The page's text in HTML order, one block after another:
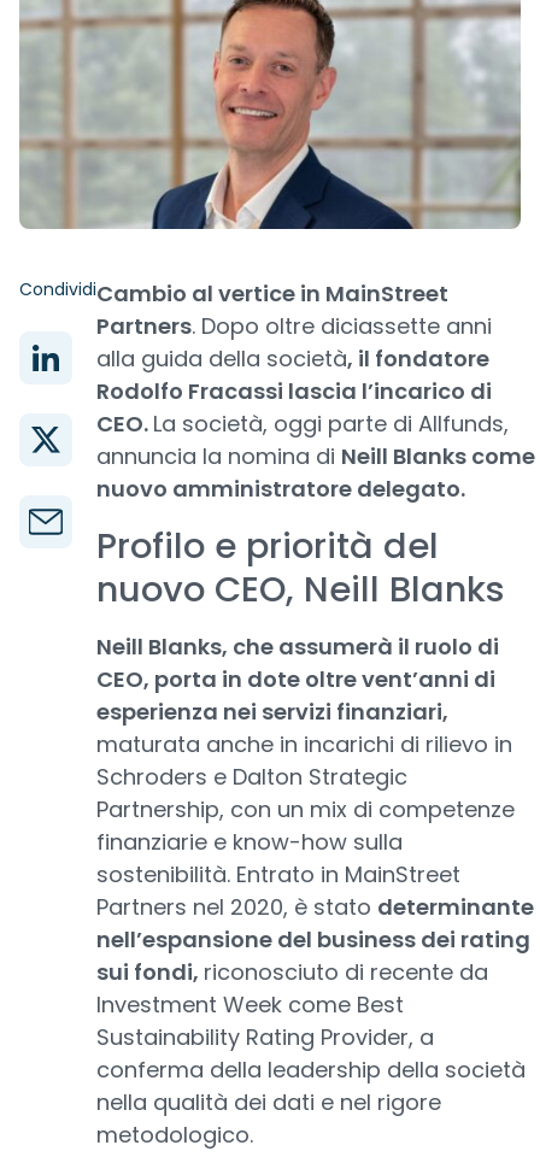
CondividiCambio al vertice in MainStreet
Partners. Dopo oltre diciassette anni
alla guida della società, il fondatore
Rodolfo Fracassi lascia l’incarico di
CEO. La società, oggi parte di Allfunds,
annuncia la nomina di Neill Blanks come
nuovo amministratore delegato.
Profilo e priorità del
nuovo CEO, Neill Blanks
Neill Blanks, che assumerà il ruolo di
CEO, porta in dote oltre vent’anni di
esperienza nei servizi finanziari,
maturata anche in incarichi di rilievo in
Schroders e Dalton Strategic
Partnership, con un mix di competenze
finanziarie e know-how sulla
sostenibilità. Entrato in MainStreet
Partners nel 2020, è stato determinante
nell’espansione del business dei rating
sui fondi, riconosciuto di recente da
Investment Week come Best
Sustainability Rating Provider, a
conferma della leadership della società
nella qualità dei dati e nel rigore
metodologico.